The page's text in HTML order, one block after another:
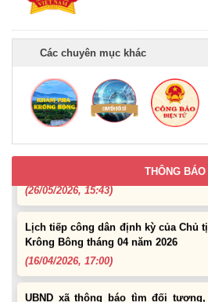
Các chuyên mục khác
THÔNG BÁO
Thông báo về việc bán tài sản là
(10/06/2026, 16:26)
Lịch tiếp công dân định kỳ của
05 năm 2026
(22/05/2026, 16:40)
Lịch tiếp công dân của Chủ tịch
Lịch tiếp công dân định kỳ của Chủ
Krông Bông tháng 04 năm 2026
(16/04/2026, 17:00)